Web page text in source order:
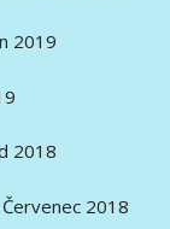
2019
2018
Červenec 2018